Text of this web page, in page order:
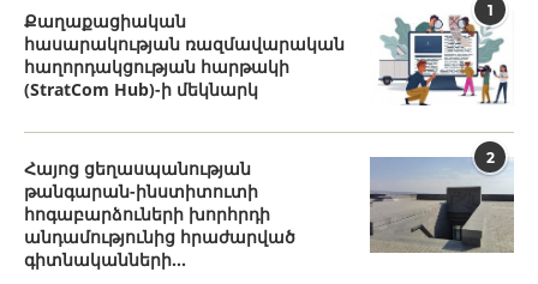
1
Քաղաքացիական
հասարակության ռազմավարական
հաղորդակցության հարթակի
(StratCom Hub)-ի մեկնարկ
2
Հայոց ցեղասպանության
թանգարան-ինստիտուտի
հոգաբարձուների խորհրդի
անդամությունից հրաժարված
գիտնականների...